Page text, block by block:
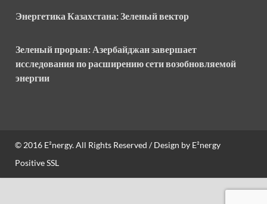
Энергетика Казахстана: Зеленый вектор
Зеленый прорыв: Азербайджан завершает
исследования по расширению сети возобновляемой
энергии
© 2016 E²nergy. All Rights Reserved / Design by E²nergy
Positive SSL